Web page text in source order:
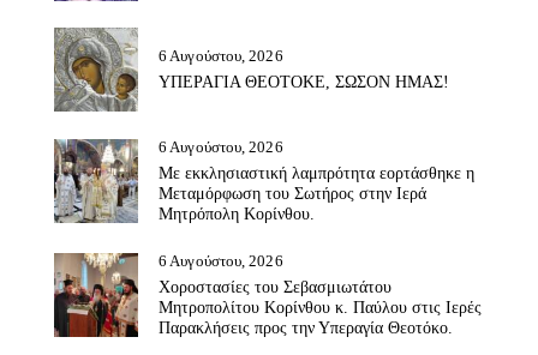
6 Αυγούστου, 2026
ΥΠΕΡΑΓΙΑ ΘΕΟΤΟΚΕ, ΣΩΣΟΝ ΗΜΑΣ!
6 Αυγούστου, 2026
Με εκκλησιαστική λαμπρότητα εορτάσθηκε η
Μεταμόρφωση του Σωτήρος στην Ιερά
Μητρόπολη Κορίνθου.
6 Αυγούστου, 2026
Χοροστασίες του Σεβασμιωτάτου
Μητροπολίτου Κορίνθου κ. Παύλου στις Ιερές
Παρακλήσεις προς την Υπεραγία Θεοτόκο.